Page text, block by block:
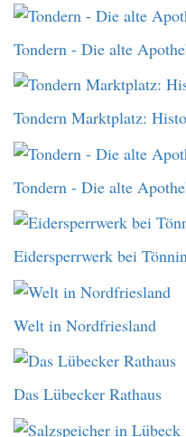
Tondern - Die alte
Tondern Marktplatz:
Tondern - Die alte
Eidersperrwerk bei
Welt in Nordfriesland
Das Lübecker Rathaus